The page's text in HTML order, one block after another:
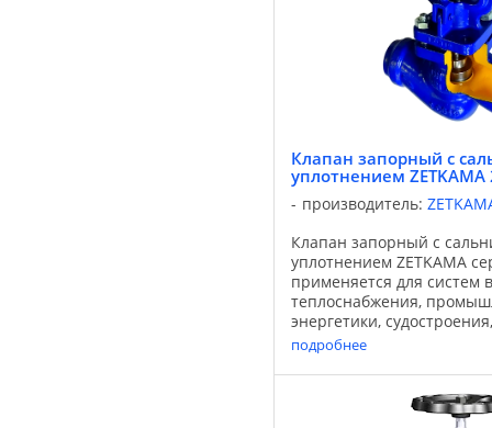
Клапан запорный с
уплотнением ZETKAMA
производитель:
Клапан запорный с
уплотнением ZETKAMA
применяется для систем
теплоснабжения,
энергетики,
промышленности,
кондиционирования.
вода, ...
подробнее